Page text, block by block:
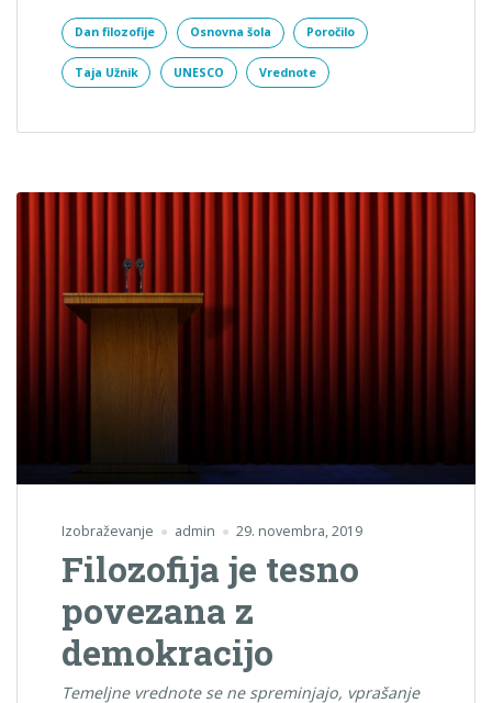
Dan filozofije Osnovna šola Poročilo
Taja Užnik UNESCO Vrednote
Izobraževanje admin 29. novembra, 2019
Filozofija je tesno
povezana z
demokracijo
Temeljne vrednote se ne spreminjajo, vprašanje